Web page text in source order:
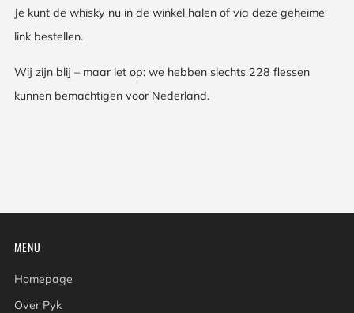
Je kunt de whisky nu in de winkel halen of via deze geheime
link bestellen.
Wij zijn blij – maar let op: we hebben slechts 228 flessen
kunnen bemachtigen voor Nederland.
MENU
Homepage
Over Pyk